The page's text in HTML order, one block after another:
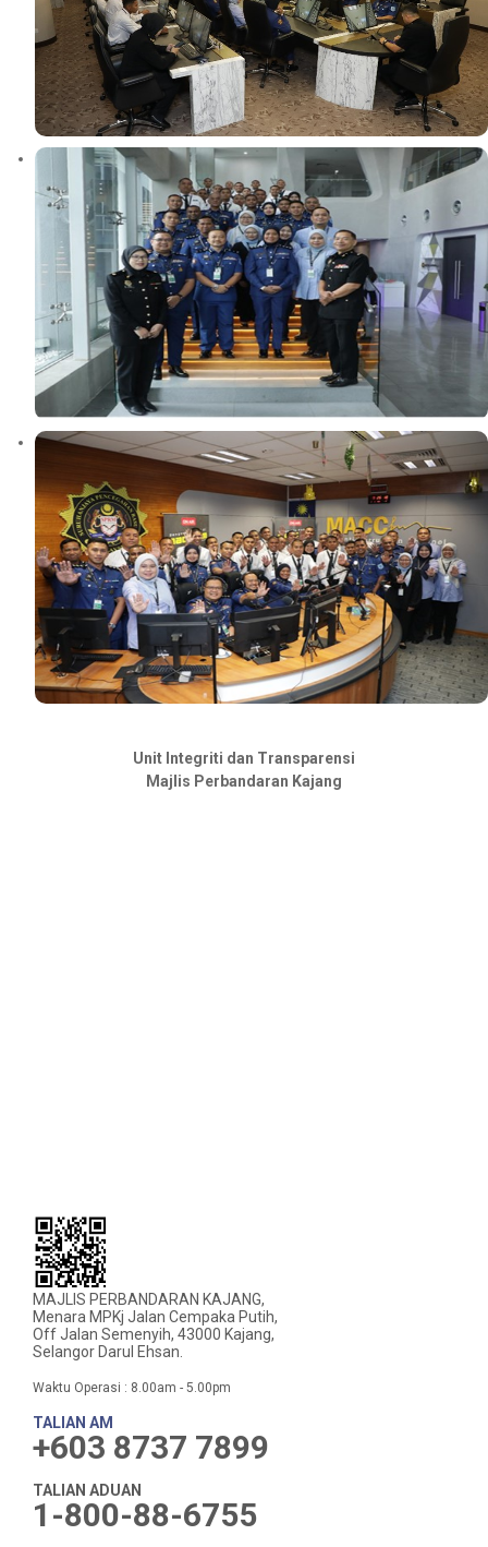
Unit Integriti dan Transparensi
Majlis Perbandaran Kajang
MAJLIS PERBANDARAN KAJANG,
Menara MPKj Jalan Cempaka Putih,
Off Jalan Semenyih, 43000 Kajang,
Selangor Darul Ehsan.
Waktu Operasi : 8.00am - 5.00pm
TALIAN AM
+603 8737 7899
TALIAN ADUAN
1-800-88-6755